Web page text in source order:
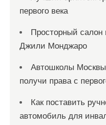
первого века
Просторный салон
Джили Монджаро
Автошколы
получи права с
Как поставить
автомобиль для